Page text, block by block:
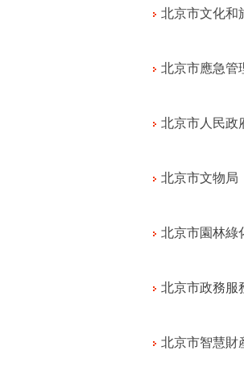
北京市文化和
北京市應急管
北京市人民政
北京市文物局
北京市園林綠
北京市政務服
北京市智慧財